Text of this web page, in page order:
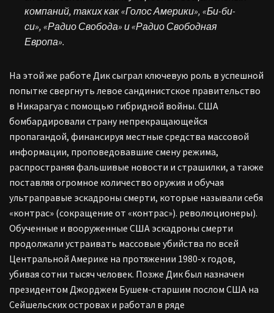
компаний, таких как «Голос Америки», «Би-би-
си», «Радио Свобода» и «Радио Свободная
Европа».
На этой же работе Дик сыграл ключевую роль в успешной
попытке свергнуть левое сандинистское правительство
в Никарагуа с помощью гибридной войны. США
бомбардировали страну непрекращающейся
пропагандой, финансируя местные средства массовой
информации, проповедовавшие смену режима,
распространяя фальшивые новости и страшилки, а также
поставляя огромное количество оружия и обучая
ультраправые эскадроны смерти, которые называли себя
«контрас» (сокращение от «контрас»). революционеры).
Обученные и вооруженные США эскадроны смерти
продолжали устраивать массовые убийства по всей
Центральной Америке на протяжении 1980-х годов,
убивая сотни тысяч человек. Позже Дик был назначен
президентом Джорджем Бушем-старшим послом США на
Сейшельских островах и работал в ряде